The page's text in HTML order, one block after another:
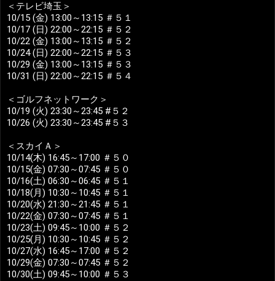
＜テレビ埼玉＞
10/15 (金) 13:00～13:15 ＃５１
10/17 (日) 22:00～22:15 ＃５２
10/22 (金) 13:00～13:15 ＃５２
10/24 (日) 22:00～22:15 ＃５３
10/29 (金) 13:00～13:15 ＃５３
10/31 (日) 22:00～22:15 ＃５４
＜ゴルフネットワーク＞
10/19 (火) 23:30～23:45 #５２
10/26 (火) 23:30～23:45 #５３
＜スカイＡ＞
10/14(木) 16:45～17:00 ＃５０
10/15(金) 07:30～07:45 ＃５０
10/16(土) 06:30～06:45 ＃５１
10/18(月) 10:30～10:45 ＃５１
10/20(水) 21:30～21:45 ＃５１
10/22(金) 07:30～07:45 ＃５１
10/23(土) 09:45～10:00 ＃５２
10/25(月) 10:30～10:45 ＃５２
10/27(水) 16:45～17:00 ＃５２
10/29(金) 07:30～07:45 ＃５２
10/30(土) 09:45～10:00 ＃５３